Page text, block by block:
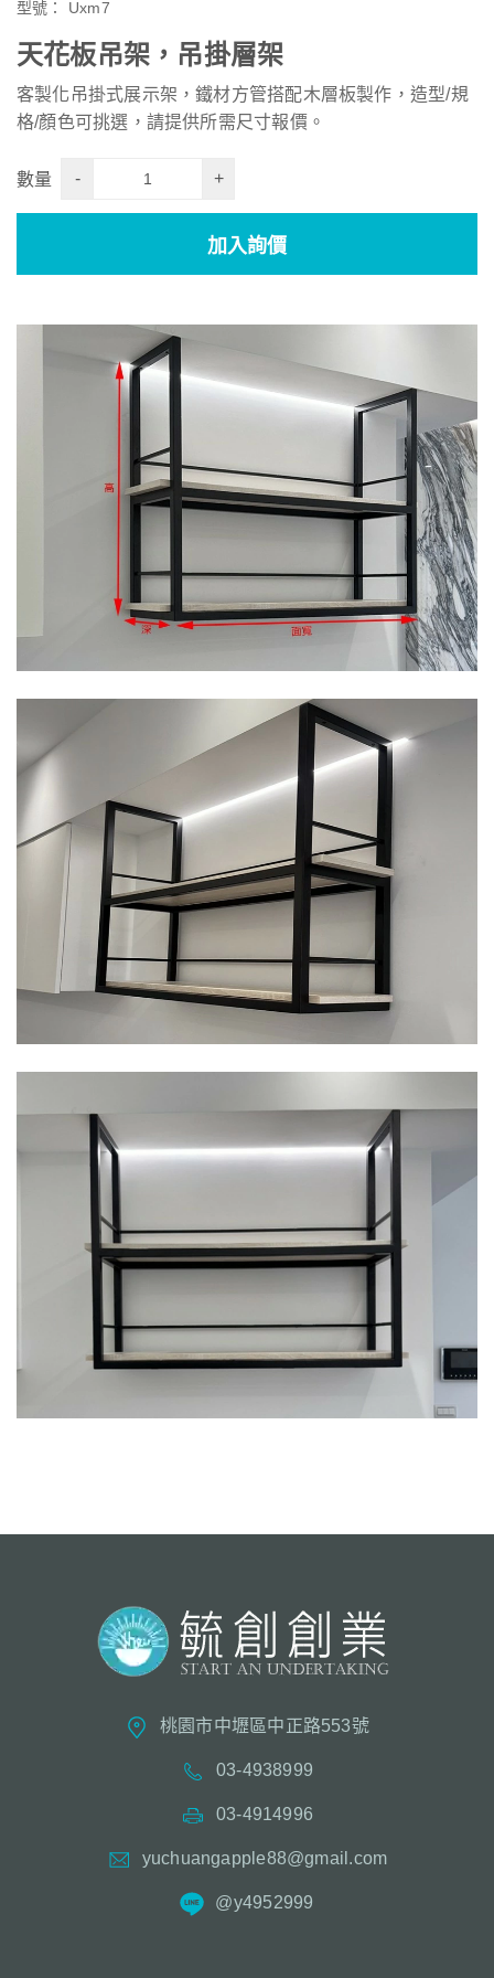
型號： Uxm7
天花板吊架，吊掛層架
客製化吊掛式展示架，鐵材方管搭配木層板製作，造型/規
格/顏色可挑選，請提供所需尺寸報價。
數量 - +
加入詢價
桃園市中壢區中正路553號
03-4938999
03-4914996
yuchuangapple88@gmail.com
@y4952999